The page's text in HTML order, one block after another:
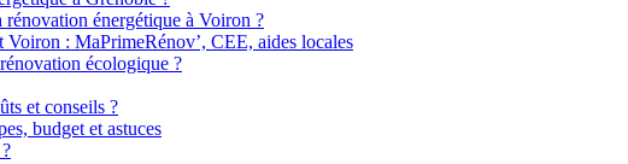
énergétique à Voiron ?
: MaPrimeRénov’, CEE, aides locales
écologique ?
et conseils ?
budget et astuces